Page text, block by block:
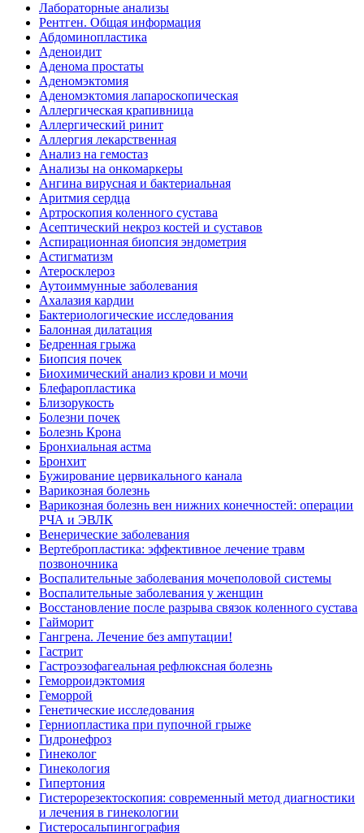
Лабораторные анализы
Рентген. Общая информация
Абдоминопластика
Аденоидит
Аденома простаты
Аденомэктомия
Аденомэктомия лапароскопическая
Аллергическая крапивница
Аллергический ринит
Аллергия лекарственная
Анализ на гемостаз
Анализы на онкомаркеры
Ангина вирусная и бактериальная
Аритмия сердца
Артроскопия коленного сустава
Асептический некроз костей и суставов
Аспирационная биопсия эндометрия
Астигматизм
Атеросклероз
Аутоиммунные заболевания
Ахалазия кардии
Бактериологические исследования
Балонная дилатация
Бедренная грыжа
Биопсия почек
Биохимический анализ крови и мочи
Блефаропластика
Близорукость
Болезни почек
Болезнь Крона
Бронхиальная астма
Бронхит
Бужирование цервикального канала
Варикозная болезнь
Варикозная болезнь вен нижних конечностей: операции
РЧА и ЭВЛК
Венерические заболевания
Вертебропластика: эффективное лечение травм
позвоночника
Воспалительные заболевания мочеполовой системы
Воспалительные заболевания у женщин
Восстановление после разрыва связок коленного сустава
Гайморит
Гангрена. Лечение без ампутации!
Гастрит
Гастроэзофагеальная рефлюксная болезнь
Геморроидэктомия
Геморрой
Генетические исследования
Герниопластика при пупочной грыже
Гидронефроз
Гинеколог
Гинекология
Гипертония
Гистерорезектоскопия: современный метод диагностики
и лечения в гинекологии
Гистеросальпингография